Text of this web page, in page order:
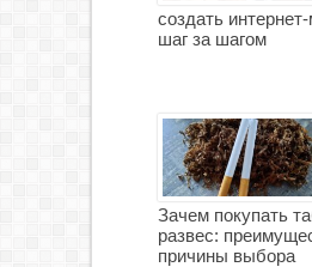
создать интернет-
шаг за шагом
Зачем покупать
развес:
причины выбора